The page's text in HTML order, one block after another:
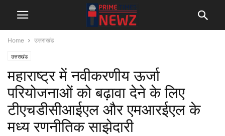
Home उत्तराखंड
उत्तराखंड
महाराष्ट्र में नवीकरणीय ऊर्जा
परियोजनाओं को बढ़ावा देने के लिए
टीएचडीसीआईएल और एमआरईएल के
मध्य रणनीतिक साझेदारी